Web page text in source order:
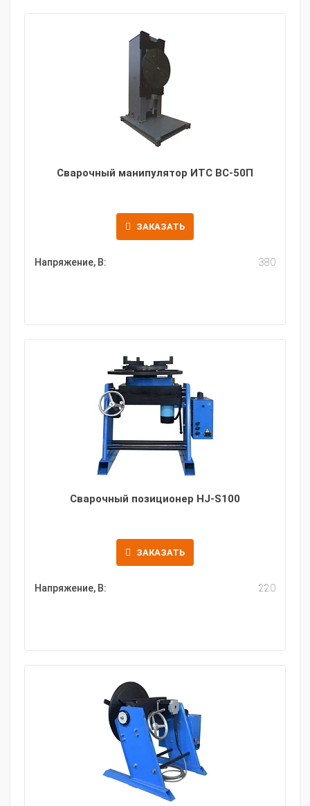
Сварочный манипулятор ИТС ВС-50П
ЗАКАЗАТЬ
Напряжение, В: 380
Сварочный позиционер HJ-S100
ЗАКАЗАТЬ
Напряжение, В: 220